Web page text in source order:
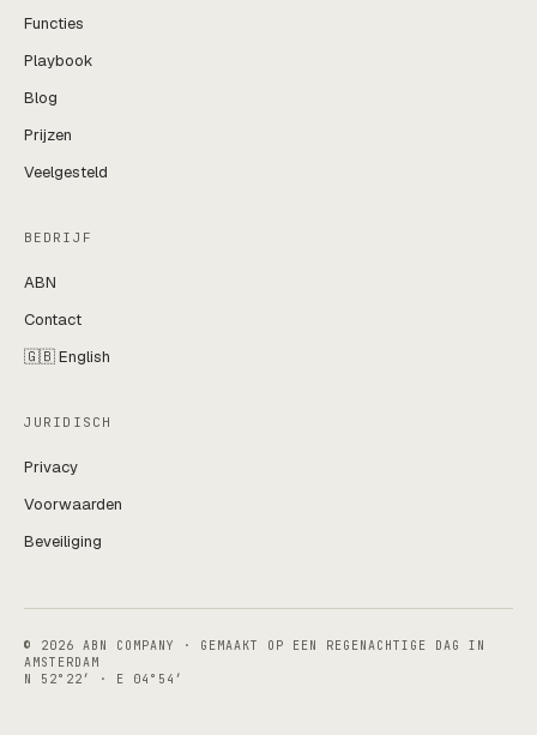
Functies
Playbook
Blog
Prijzen
Veelgesteld
BEDRIJF
ABN
Contact
🇬🇧 English
JURIDISCH
Privacy
Voorwaarden
Beveiliging
© 2026 ABN COMPANY · GEMAAKT OP EEN REGENACHTIGE DAG IN
AMSTERDAM
N 52°22′ · E 04°54′